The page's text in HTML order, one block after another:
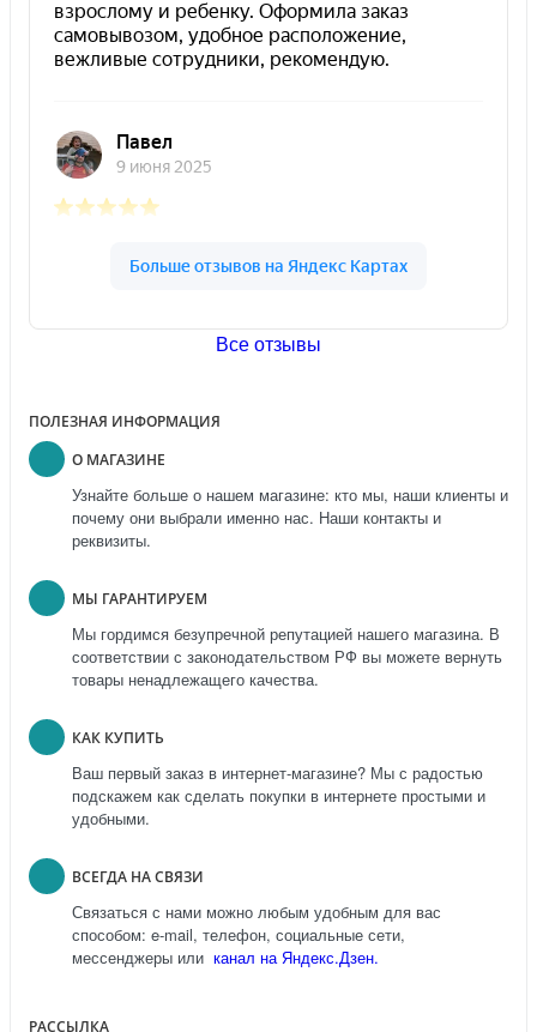
Все отзывы
ПОЛЕЗНАЯ ИНФОРМАЦИЯ
О МАГАЗИНЕ
Узнайте больше о нашем магазине: кто мы, наши клиенты и
почему они выбрали именно нас. Наши контакты и
реквизиты.
МЫ ГАРАНТИРУЕМ
Мы гордимся безупречной репутацией нашего магазина. В
соответствии с законодательством РФ вы можете вернуть
товары ненадлежащего качества.
КАК КУПИТЬ
Ваш первый заказ в интернет-магазине? Мы с радостью
подскажем как сделать покупки в интернете простыми и
удобными.
ВСЕГДА НА СВЯЗИ
Связаться с нами можно любым удобным для вас
способом: e-mail, телефон, социальные сети,
мессенджеры или канал на Яндекс.Дзен.
РАССЫЛКА